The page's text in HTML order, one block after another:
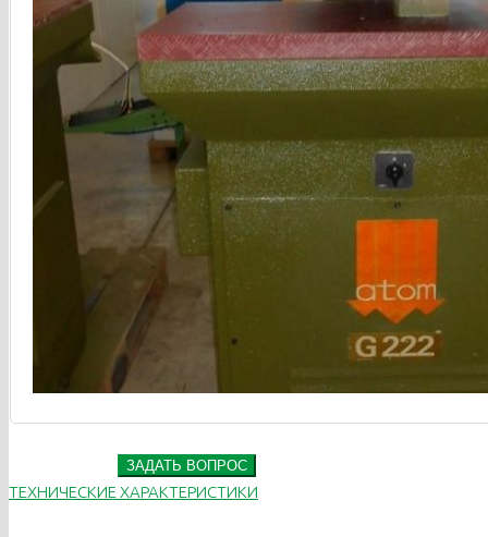
ЗАДАТЬ ВОПРОС
ТЕХНИЧЕСКИЕ ХАРАКТЕРИСТИКИ